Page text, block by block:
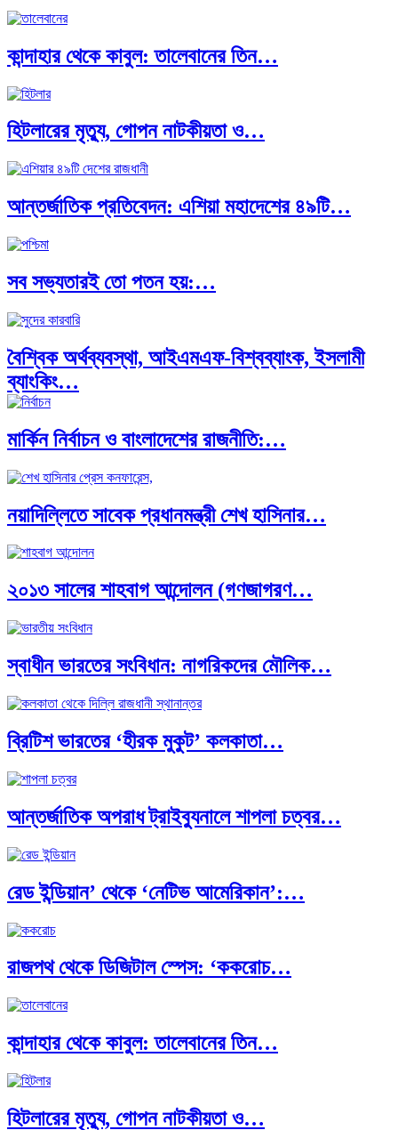
কান্দাহার থেকে কাবুল: তালেবানের তিন…
হিটলারের মৃত্যু, গোপন নাটকীয়তা ও…
আন্তর্জাতিক প্রতিবেদন: এশিয়া মহাদেশের ৪৯টি…
সব সভ্যতারই তো পতন হয়:…
বৈশ্বিক অর্থব্যবস্থা, আইএমএফ-বিশ্বব্যাংক, ইসলামী
ব্যাংকিং…
অর্থ পাচারের মহাকাব্য: ১০০ ডলারের…
দক্ষিণ এশিয়ায় ‘জেন-জি’ বিপ্লব: বাংলাদেশ,…
বিশেষ ইন-ডেপ্থ রিপোর্ট: ক্রীড়া উৎসবে…
ভারত মহাসাগরের অশ্রু: শ্রীলঙ্কার ২৬…
ক্রূরতা ও ধ্বংসের মহাকাব্য: পৃথিবীর…
ব্রাজিল ও আর্জেন্টিনার কালো অধ্যায়:…
পূর্ব ইউরোপ বনাম তুরস্ক: শত…
পৃথিবীতে বর্তমানে মোট দেশের সংখ্যা…
এশিয়ান সেঞ্চুরির দ্বৈরথ: চীন-ভারতের বৈশ্বিক…
মার্কিন নির্বাচন ও বাংলাদেশের রাজনীতি:…
নয়াদিল্লিতে সাবেক প্রধানমন্ত্রী শেখ হাসিনার…
২০১৩ সালের শাহবাগ আন্দোলন (গণজাগরণ…
স্বাধীন ভারতের সংবিধান: নাগরিকদের মৌলিক…
ব্রিটিশ ভারতের ‘হীরক মুকুট’ কলকাতা…
আন্তর্জাতিক অপরাধ ট্রাইব্যুনালে শাপলা চত্বর…
রেড ইন্ডিয়ান’ থেকে ‘নেটিভ আমেরিকান’:…
রাজপথ থেকে ডিজিটাল স্পেস: ‘ককরোচ…
কান্দাহার থেকে কাবুল: তালেবানের তিন…
হিটলারের মৃত্যু, গোপন নাটকীয়তা ও…